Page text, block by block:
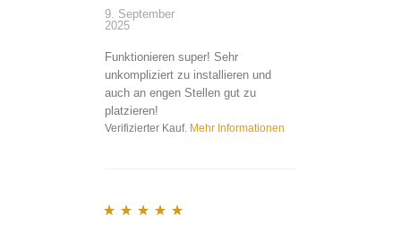
9. September
2025
Funktionieren super! Sehr
unkompliziert zu installieren und
auch an engen Stellen gut zu
platzieren!
Verifizierter Kauf. Mehr Informationen